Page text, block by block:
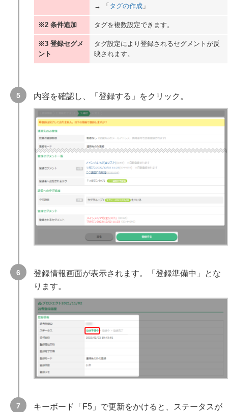
→ 「タグの作成 」
※2 条件追加 タグを複数設定できます。
※3 登録セグメ
ント
タグ設定により登録されるセグメントが反
映されます。
内容を確認し、「登録する」をクリック。
登録情報画面が表示されます。「登録準備中」とな
ります。
キーボード「F5」で更新をかけると、ステータスが